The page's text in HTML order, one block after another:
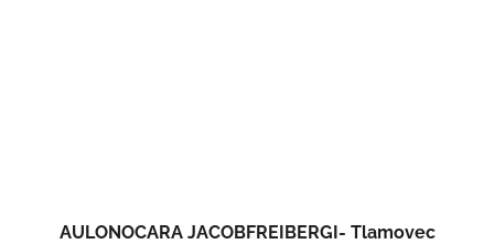
AULONOCARA JACOBFREIBERGI- Tlamovec